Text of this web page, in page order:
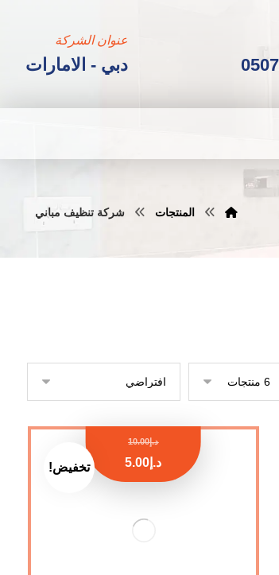
عنوان الشركة
دبي - الامارات
المنتجات شركة تنظيف مباني
تخفيض!
د.إ10.00
د.إ 5.00